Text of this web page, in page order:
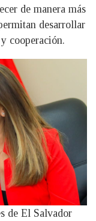
de manera más
desarrollar
cooperación.
de El Salvador